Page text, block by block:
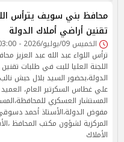
محافظ بني سويف يترأس
تقنين أراضي أملاك الدولة
الخميس 09/يوليو/2026 - 03:00 م
ترأس اللواء عبد الله عبد العزيز
اللجنة العليا للبت في طلبات
الدولة،بحضور السيد بلال حبش
علي غطاس السكرتير العام،
المستشار العسكري
مفوض الدولة،الأستاذ أحمد
المركزية لشؤون مكتب المحافظ
الأملاك